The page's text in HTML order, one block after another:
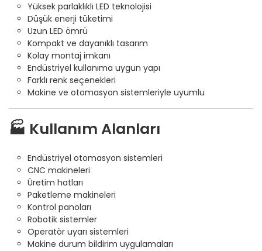
Yüksek parlaklıklı LED teknolojisi
Düşük enerji tüketimi
Uzun LED ömrü
Kompakt ve dayanıklı tasarım
Kolay montaj imkanı
Endüstriyel kullanıma uygun yapı
Farklı renk seçenekleri
Makine ve otomasyon sistemleriyle uyumlu
🏭 Kullanım Alanları
Endüstriyel otomasyon sistemleri
CNC makineleri
Üretim hatları
Paketleme makineleri
Kontrol panoları
Robotik sistemler
Operatör uyarı sistemleri
Makine durum bildirim uygulamaları